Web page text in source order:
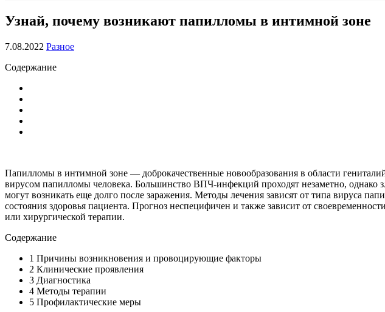
Узнай, почему возникают папилломы в интимной зоне
7.08.2022 Разное
Содержание
Папилломы в интимной зоне — доброкачественные новообразования в области
вирусом папилломы человека. Большинство ВПЧ-инфекций проходят незаметно, однако
могут возникать еще долго после заражения. Методы лечения зависят от типа вируса
состояния здоровья пациента. Прогноз неспецифичен и также зависит от
или хирургической терапии.
Содержание
1 Причины возникновения и провоцирующие факторы
2 Клинические проявления
3 Диагностика
4 Методы терапии
5 Профилактические меры